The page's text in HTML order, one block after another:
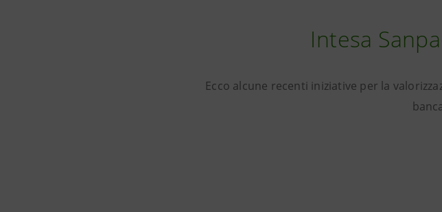
Intesa
Ecco alcune recenti iniziative per la